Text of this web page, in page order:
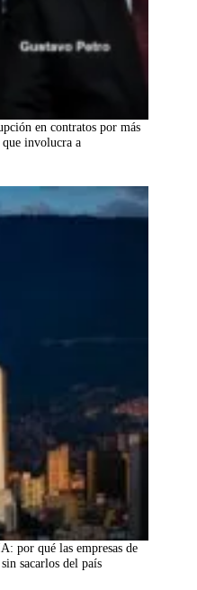
en contratos por más
involucra a
por qué las empresas de
sacarlos del país